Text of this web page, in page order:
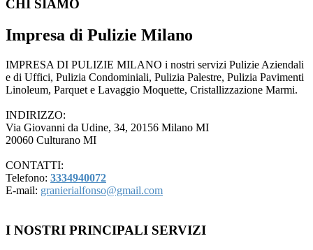
CHI SIAMO
Impresa di Pulizie Milano
IMPRESA DI PULIZIE MILANO i nostri servizi Pulizie Aziendali
e di Uffici, Pulizia Condominiali, Pulizia Palestre, Pulizia Pavimenti
Linoleum, Parquet e Lavaggio Moquette, Cristallizzazione Marmi.
INDIRIZZO:
Via Giovanni da Udine, 34, 20156 Milano MI
20060 Culturano MI
CONTATTI:
Telefono: 3334940072
E-mail: granierialfonso@gmail.com
I NOSTRI PRINCIPALI SERVIZI